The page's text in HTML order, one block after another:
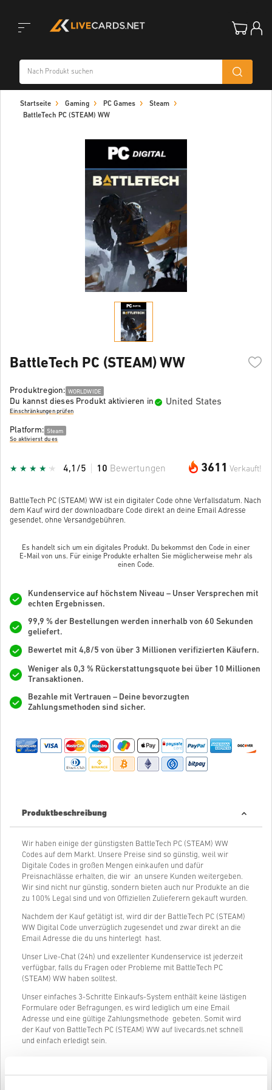
navigation
Startseite Gaming PC Games
Steam
BattleTech PC (STEAM) WW
BattleTech PC (STEAM) WW
Produktregion: WORLDWIDE
Du kannst dieses Produkt aktivieren in United States
Einschränkungen prüfen
Platform: Steam
So aktivierst du es
3611 Verkauft!
4,1/5 10 Bewertungen
BattleTech PC (STEAM) WW ist ein digitaler Code ohne Verfallsdatum. Nach
dem Kauf wird der downloadbare Code direkt an deine Email Adresse
gesendet, ohne Versandgebühren.
Es handelt sich um ein digitales Produkt. Du bekommst den Code in einer
E-Mail von uns. Für einige Produkte erhalten Sie möglicherweise mehr als
einen Code.
Kundenservice auf höchstem Niveau – Unser Versprechen mit
echten Ergebnissen.
99,9 % der Bestellungen werden innerhalb von 60 Sekunden
geliefert.
Bewertet mit 4,8/5 von über 3 Millionen verifizierten Käufern.
Weniger als 0,3 % Rückerstattungsquote bei über 10 Millionen
Transaktionen.
Bezahle mit Vertrauen – Deine bevorzugten
Zahlungsmethoden sind sicher.
Produktbeschreibung
Wir haben einige der günstigsten BattleTech PC (STEAM) WW
Codes auf dem Markt. Unsere Preise sind so günstig, weil wir
Digitale Codes in großen Mengen einkaufen und dafür
Preisnachlässe erhalten, die wir an unsere Kunden weitergeben.
Wir sind nicht nur günstig, sondern bieten auch nur Produkte an die
zu 100% Legal sind und von Offiziellen Zulieferern gekauft wurden.
Nachdem der Kauf getätigt ist, wird dir der BattleTech PC (STEAM)
WW Digital Code unverzüglich zugesendet und zwar direkt an die
Email Adresse die du uns hinterlegt hast.
Unser Live-Chat (24h) und exzellenter Kundenservice ist jederzeit
verfügbar, falls du Fragen oder Probleme mit BattleTech PC
(STEAM) WW haben solltest.
Unser einfaches 3-Schritte Einkaufs-System enthält keine lästigen
Formulare oder Befragungen, es wird lediglich um eine Email
Adresse und eine gültige Zahlungsmethode gebeten. Somit wird
der Kauf von BattleTech PC (STEAM) WW auf livecards.net schnell
und einfach erledigt sein.